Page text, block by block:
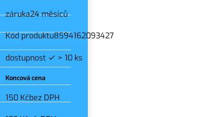
záruka24 měsíců
Kód produktu8594162093427
dostupnost > 10 ks
Koncová cena
150 Kčbez DPH